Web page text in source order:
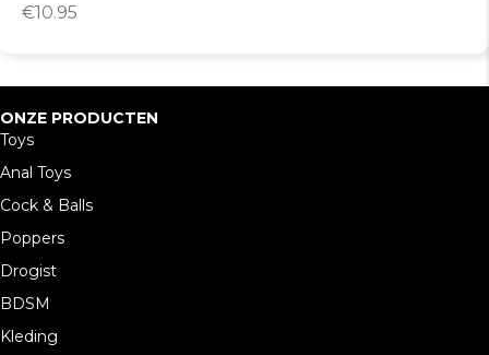
€10.95
ONZE PRODUCTEN
Toys
Anal Toys
Cock & Balls
Poppers
Drogist
BDSM
Kleding